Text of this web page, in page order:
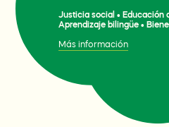
Justicia social • Educación
Aprendizaje bilingüe •
Más información